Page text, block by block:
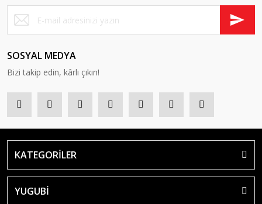
SOSYAL MEDYA
Bizi takip edin, kârlı çıkın!
KATEGORİLER
YUGUBİ